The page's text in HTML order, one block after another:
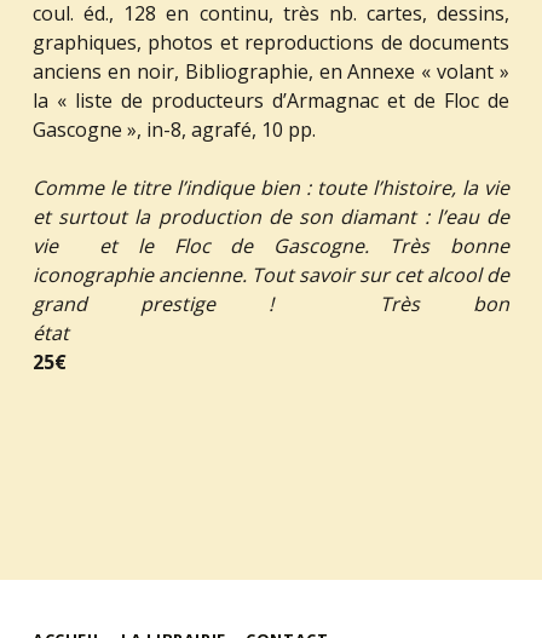
coul. éd., 128 en continu, très nb. cartes, dessins,
graphiques, photos et reproductions de documents
anciens en noir, Bibliographie, en Annexe « volant »
la « liste de producteurs d’Armagnac et de Floc de
Gascogne », in-8, agrafé, 10 pp.
Comme le titre l’indique bien : toute l’histoire, la vie
et surtout la production de son diamant : l’eau de
vie et le Floc de Gascogne. Très bonne
iconographie ancienne. Tout savoir sur cet alcool de
grand prestige ! Très bon
état
25€